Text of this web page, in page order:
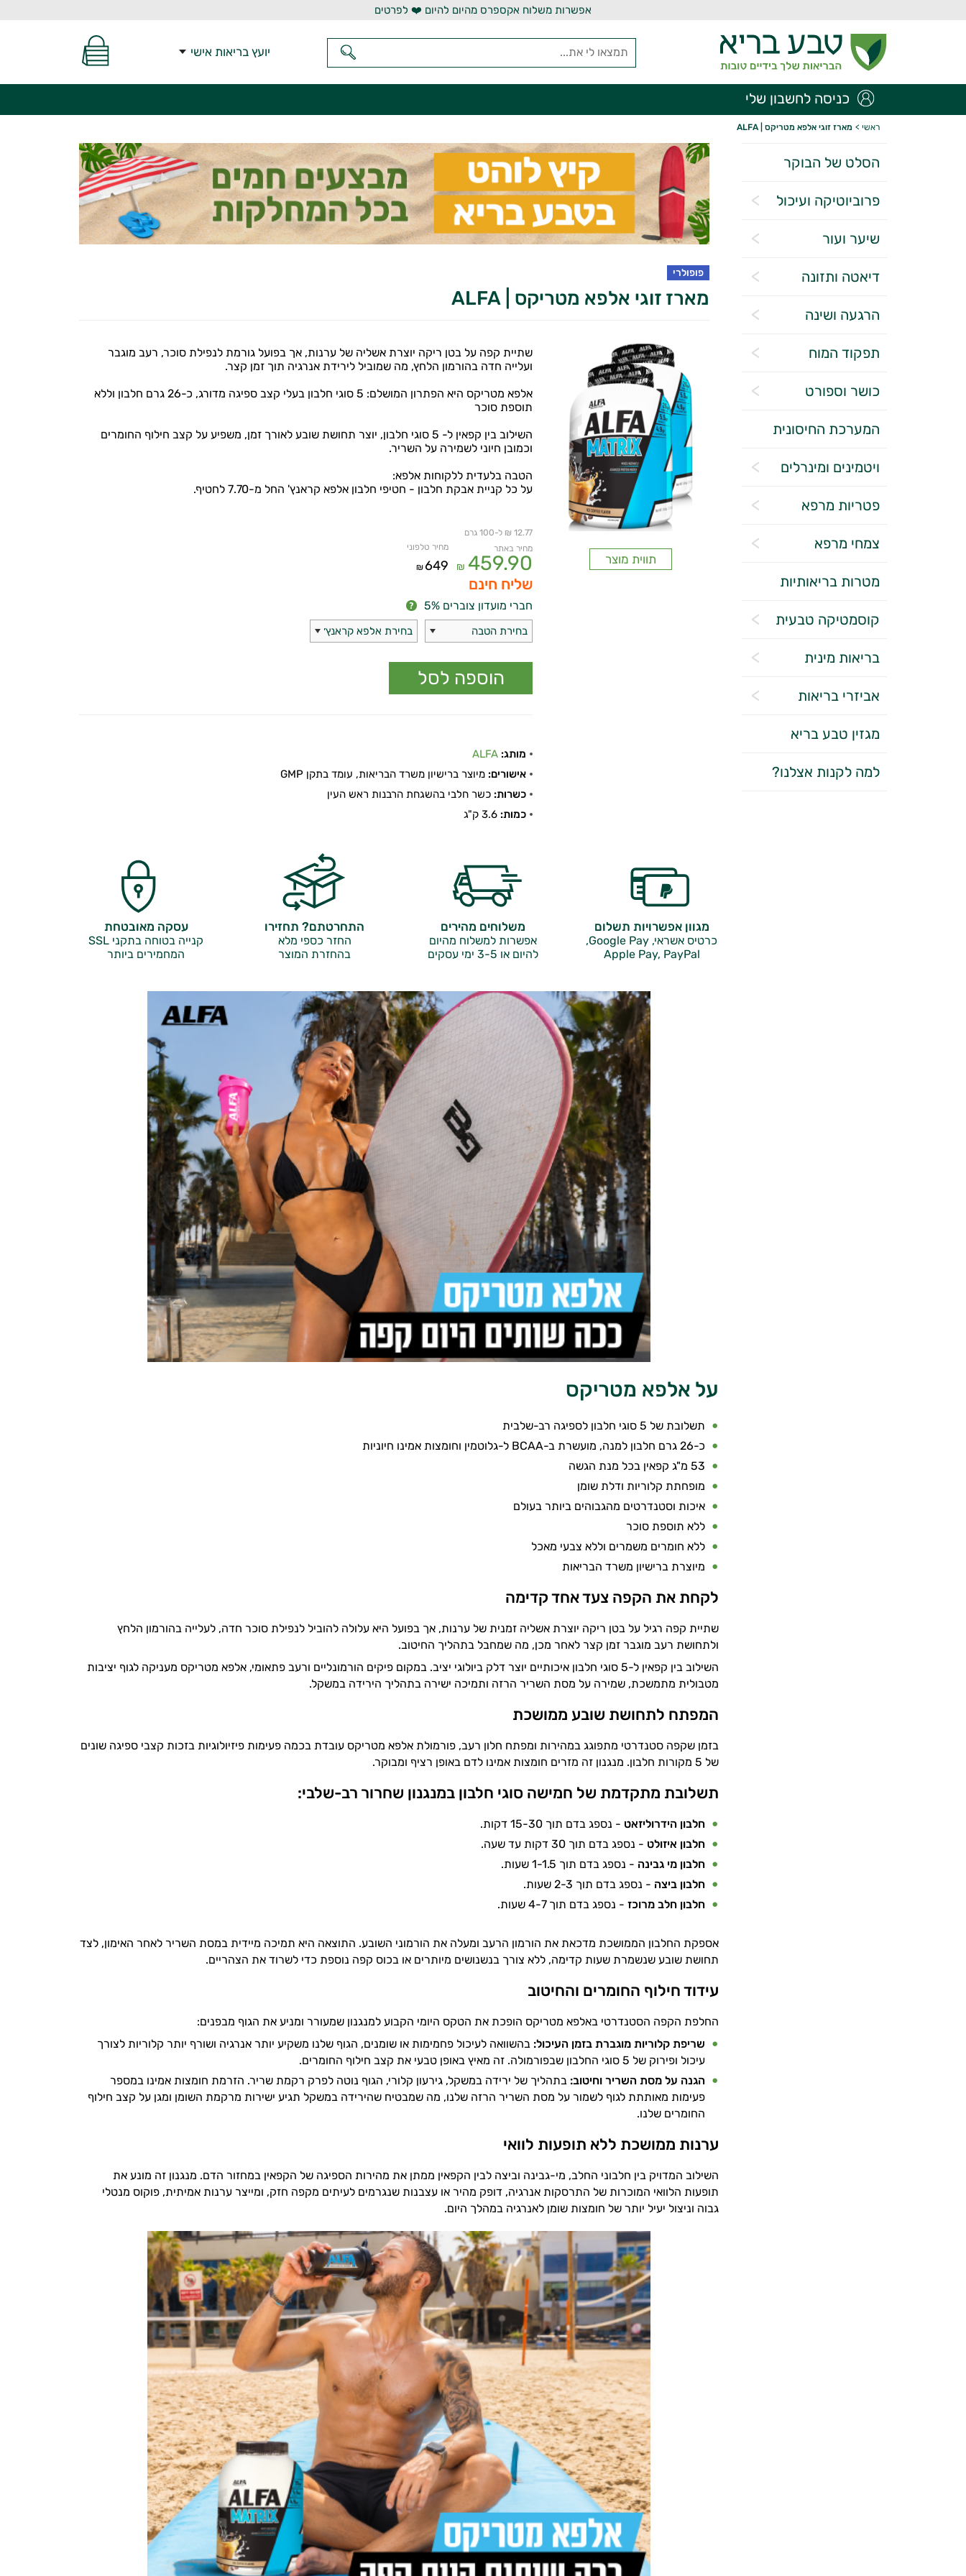
אפשרות משלוח אקספרס מהיום להיום ❤️ לפרטים
יועץ בריאות אישי
כניסה לחשבון שלי
ראשי > מארז זוגי אלפא מטריקס | ALFA
הסלט של הבוקר
פרוביוטיקה ועיכול
שיער ועור
דיאטה ותזונה
הרגעה ושינה
תפקוד המוח
כושר וספורט
המערכת החיסונית
ויטמינים ומינרלים
פטריות מרפא
צמחי מרפא
מטרות בריאותיות
קוסמטיקה טבעית
בריאות מינית
אביזרי בריאות
מגזין טבע בריא
למה לקנות אצלנו?
פופולרי
מארז זוגי אלפא מטריקס | ALFA
תווית מוצר
שתיית קפה על בטן ריקה יוצרת אשליה של ערנות, אך בפועל גורמת לנפילת סוכר, רעב מוגבר
ועלייה חדה בהורמון הלחץ, מה שמוביל לירידת אנרגיה תוך זמן קצר.
אלפא מטריקס היא הפתרון המושלם: 5 סוגי חלבון בעלי קצב ספיגה מדורג, כ-26 גרם חלבון וללא
תוספת סוכר
השילוב בין קפאין ל- 5 סוגי חלבון, יוצר תחושת שובע לאורך זמן, משפיע על קצב חילוף החומרים
וכמובן חיוני לשמירה על השריר.
הטבה בלעדית ללקוחות אלפא:
על כל קניית אבקת חלבון - חטיפי חלבון אלפא קראנץ' החל מ-7.70 לחטיף.
12.77 ₪ ל-100 גרם
מחיר באתר
459.90
₪
מחיר טלפוני
649
₪
שליח חינם
חברי מועדון צוברים 5%
בחירת הטבה בחירת אלפא קראנץ׳
מותג: ALFA
אישורים: מיוצר ברישיון משרד הבריאות, עומד בתקן GMP
כשרות: כשר חלבי בהשגחת הרבנות ראש העין
כמות:
מגוון אפשרויות תשלום
כרטיס אשראי, Google Pay,
Apple Pay, PayPal
משלוחים מהירים
אפשרות למשלוח מהיום
להיום או 3-5 ימי עסקים
התחרטתם? תחזירו
החזר כספי מלא
בהחזרת המוצר
עסקה מאובטחת
קנייה בטוחה בתקני SSL
המחמירים ביותר
על אלפא מטריקס
תשלובת של 5 סוגי חלבון לספיגה רב-שלבית
כ-26 גרם חלבון למנה, מועשרת ב-BCAA ל-גלוטמין וחומצות אמינו חיוניות
53 מ"ג קפאין בכל מנת הגשה
מופחתת קלוריות ודלת שומן
איכות וסטנדרטים מהגבוהים ביותר בעולם
ללא תוספת סוכר
ללא חומרים משמרים וללא צבעי מאכל
מיוצרת ברישיון משרד הבריאות
לקחת את הקפה צעד אחד קדימה
שתיית קפה רגיל על בטן ריקה יוצרת אשליה זמנית של ערנות, אך בפועל היא עלולה להוביל לנפילת סוכר חדה, לעלייה בהורמון הלחץ
ולתחושת רעב מוגבר זמן קצר לאחר מכן, מה שמחבל בתהליך החיטוב.
השילוב בין קפאין ל-5 סוגי חלבון איכותיים יוצר דלק ביולוגי יציב. במקום פיקים הורמונליים ורעב פתאומי, אלפא מטריקס מעניקה לגוף יציבות
מטבולית מתמשכת, שמירה על מסת השריר הרזה ותמיכה ישירה בתהליך הירידה במשקל.
המפתח לתחושת שובע ממושכת
בזמן שקפה סטנדרטי מתפוגג במהירות ומפתח חלון רעב, פורמולת אלפא מטריקס עובדת בכמה פעימות פיזיולוגיות בזכות קצבי ספיגה שונים
של 5 מקורות חלבון. מנגנון זה מזרים חומצות אמינו לדם באופן רציף ומבוקר.
תשלובת מתקדמת של חמישה סוגי חלבון במנגנון שחרור רב-שלבי:
חלבון הידרוליזאט - נספג בדם תוך 15-30 דקות.
חלבון איזולט - נספג בדם תוך 30 דקות עד שעה.
חלבון מי גבינה - נספג בדם תוך 1-1.5 שעות.
חלבון ביצה - נספג בדם תוך 2-3 שעות.
חלבון חלב מרוכז - נספג בדם תוך 4-7 שעות.
אספקת החלבון הממושכת מדכאת את הורמון הרעב ומעלה את הורמוני השובע. התוצאה היא תמיכה מיידית במסת השריר לאחר האימון, לצד
תחושת שובע שנשמרת שעות קדימה, ללא צורך בנשנושים מיותרים או בכוס קפה נוספת כדי לשרוד את הצהריים.
עידוד חילוף החומרים והחיטוב
החלפת הקפה הסטנדרטי באלפא מטריקס הופכת את הטקס היומי הקבוע למנגנון שמעורר ומניע את הגוף מבפנים:
שריפת קלוריות מוגברת בזמן העיכול: בהשוואה לעיכול פחמימות או שומנים, הגוף שלנו משקיע יותר אנרגיה ושורף יותר קלוריות לצורך
עיכול ופירוק של 5 סוגי החלבון שבפורמולה. זה מאיץ באופן טבעי את קצב חילוף החומרים.
הגנה על מסת השריר וחיטוב: בתהליך של ירידה במשקל, גירעון קלורי, הגוף נוטה לפרק רקמת שריר. הזרמת חומצות אמינו במספר
פעימות מאותתת לגוף לשמור על מסת השריר הרזה שלנו, מה שמבטיח שהירידה במשקל תגיע ישירות מרקמת השומן ומגן על קצב חילוף
החומרים שלנו.
ערנות ממושכת ללא תופעות לוואי
השילוב המדויק בין חלבוני החלב, מי-גבינה וביצה לבין הקפאין ממתן את מהירות הספיגה של הקפאין במחזור הדם. מנגנון זה מונע את
תופעות הלוואי המוכרות של התרסקות אנרגיה, דופק מהיר או עצבנות שנגרמים לעיתים מקפה חזק, ומייצר ערנות אמיתית, פוקוס מנטלי
גבוה וניצול יעיל יותר של חומצות שומן לאנרגיה במהלך היום.